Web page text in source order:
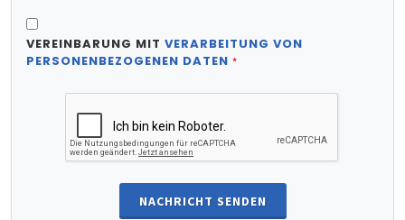
VEREINBARUNG MIT VERARBEITUNG VON
PERSONENBEZOGENEN DATEN *
NACHRICHT SENDEN